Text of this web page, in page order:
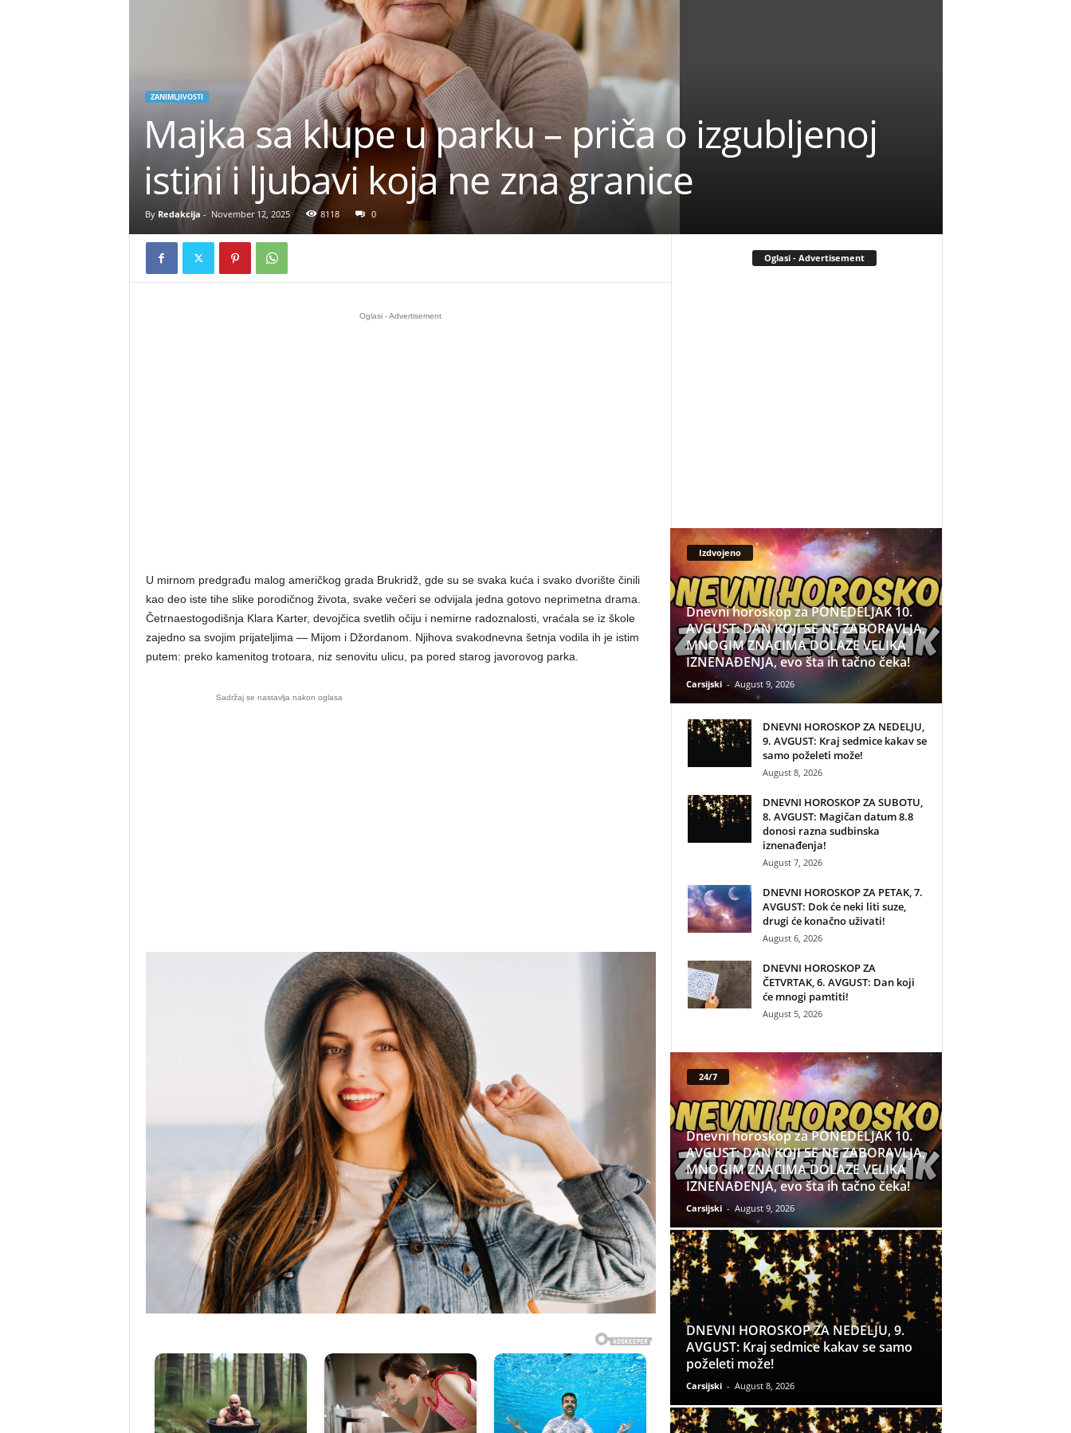
ZANIMLJIVOSTI
Majka sa klupe u parku – priča o izgubljenoj
istini i ljubavi koja ne zna granice
By Redakcija - November 12, 2025 8118 0
Oglasi - Advertisement
U mirnom predgrađu malog američkog grada Brukridž, gde su se svaka kuća i svako dvorište činili
kao deo iste tihe slike porodičnog života, svake večeri se odvijala jedna gotovo neprimetna drama.
Četrnaestogodišnja Klara Karter, devojčica svetlih očiju i nemirne radoznalosti, vraćala se iz škole
zajedno sa svojim prijateljima — Mijom i Džordanom. Njihova svakodnevna šetnja vodila ih je istim
putem: preko kamenitog trotoara, niz senovitu ulicu, pa pored starog javorovog parka.
Sadržaj se nastavlja nakon oglasa
Oglasi - Advertisement
Izdvojeno
Dnevni horoskop za PONEDELJAK 10.
AVGUST: DAN KOJI SE NE ZABORAVLJA,
MNOGIM ZNACIMA DOLAZE VELIKA
IZNENAĐENJA, evo šta ih tačno čeka!
Carsijski - August 9, 2026
DNEVNI HOROSKOP ZA NEDELJU,
9. AVGUST: Kraj sedmice kakav se
samo poželeti može!
August 8, 2026
DNEVNI HOROSKOP ZA SUBOTU,
8. AVGUST: Magičan datum 8.8
donosi razna sudbinska
iznenađenja!
August 7, 2026
DNEVNI HOROSKOP ZA PETAK, 7.
AVGUST: Dok će neki liti suze,
drugi će konačno uživati!
August 6, 2026
DNEVNI HOROSKOP ZA
ČETVRTAK, 6. AVGUST: Dan koji
će mnogi pamtiti!
August 5, 2026
24/7
Dnevni horoskop za PONEDELJAK 10.
AVGUST: DAN KOJI SE NE ZABORAVLJA,
MNOGIM ZNACIMA DOLAZE VELIKA
IZNENAĐENJA, evo šta ih tačno čeka!
Carsijski - August 9, 2026
DNEVNI HOROSKOP ZA NEDELJU, 9.
AVGUST: Kraj sedmice kakav se samo
poželeti može!
Carsijski - August 8, 2026